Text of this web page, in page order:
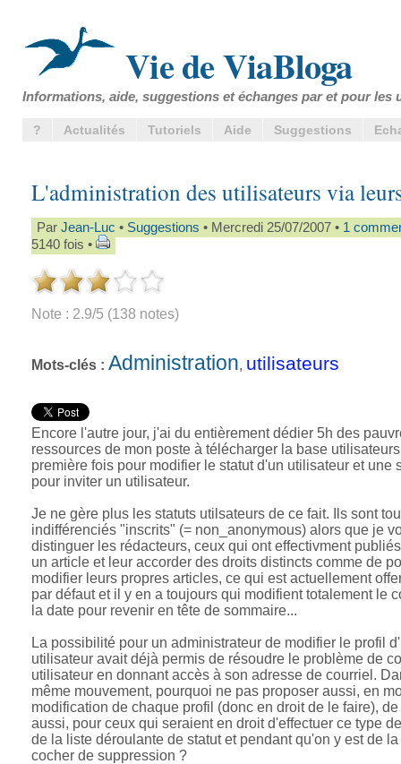
Vie de ViaBloga
Informations, aide, suggestions et échanges par et pour les
? Actualités Tutoriels Aide Suggestions
L'administration des utilisateurs via
Par Jean-Luc • Suggestions • Mercredi 25/07/2007 • 1
5140 fois •
Note : 2.9/5 (138 notes)
Mots-clés : Administration, utilisateurs
Encore l'autre jour, j'ai du entièrement dédier 5h des
ressources de mon poste à télécharger la base
première fois pour modifier le statut d'un utilisateur et une
pour inviter un utilisateur.
Je ne gère plus les statuts utilsateurs de ce fait. Ils sont
indifférenciés "inscrits" (= non_anonymous) alors que je
distinguer les rédacteurs, ceux qui ont effectivment
un article et leur accorder des droits distincts comme de
modifier leurs propres articles, ce qui est actuellement
par défaut et il y en a toujours qui modifient totalement le
la date pour revenir en tête de sommaire...
La possibilité pour un administrateur de modifier le profil
utilisateur avait déjà permis de résoudre le problème de
utilisateur en donnant accès à son adresse de courriel.
même mouvement, pourquoi ne pas proposer aussi, en
modification de chaque profil (donc en droit de le faire),
aussi, pour ceux qui seraient en droit d'effectuer ce type
de la liste déroulante de statut et pendant qu'on y est de
cocher de suppression ?